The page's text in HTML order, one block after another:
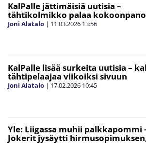
KalPalle jättimäisiä uutisia –
tähtikolmikko palaa
Joni Alatalo | 11.03.2026 13:56
KalPalle lisää surkeita uutisia –
tähtipelaajaa viikoiksi sivuun
Joni Alatalo | 17.02.2026 10:45
Yle: Liigassa muhii palkkapommi
Jokerit jysäytti